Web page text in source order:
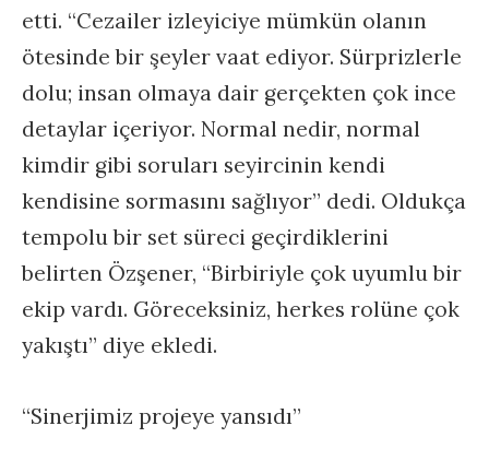
etti. “Cezailer izleyiciye mümkün olanın
ötesinde bir şeyler vaat ediyor. Sürprizlerle
dolu; insan olmaya dair gerçekten çok ince
detaylar içeriyor. Normal nedir, normal
kimdir gibi soruları seyircinin kendi
kendisine sormasını sağlıyor” dedi. Oldukça
tempolu bir set süreci geçirdiklerini
belirten Özşener, “Birbiriyle çok uyumlu bir
ekip vardı. Göreceksiniz, herkes rolüne çok
yakıştı” diye ekledi.
“Sinerjimiz projeye yansıdı”